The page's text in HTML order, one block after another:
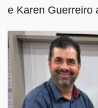
e Karen Guerreiro